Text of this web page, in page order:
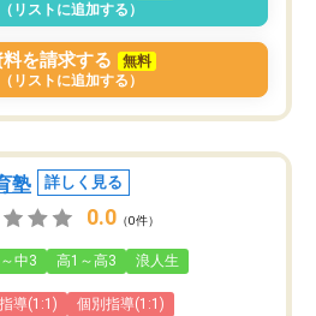
（リストに追加する）
料を請求する
無料
（リストに追加する）
塾 詳しく見る
0.0 （0件）
中3 高1～高3 浪人生
導(1:1) 個別指導(1:1)